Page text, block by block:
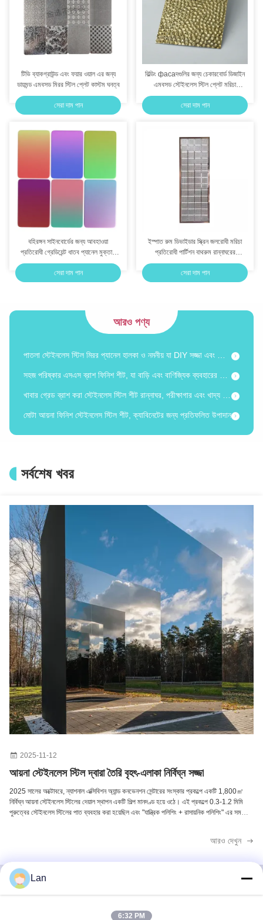
টিভি ব্যাকগ্রাউন্ড এবং ফয়ার ওয়াল এর জন্য
ডায়মন্ড এমবসড মিরর স্টিল প্লেট কাস্টম ঘনত্ব
সেরা দাম পান
বিল্ডিং фасаদগুলির জন্য চেকারবোর্ড ডিজাইন
এমবসড স্টেইনলেস স্টিল প্লেট মরিচা
প্রতিরোধী
সেরা দাম পান
বহিরঙ্গন সাইনবোর্ডের জন্য আবহাওয়া
প্রতিরোধী গ্রেডিয়েন্ট ধাতব প্যানেল মুক্তাভ
ইস্পাত শীট
সেরা দাম পান
ইস্পাত রুম ডিভাইডার স্ক্রিন জলরোধী মরিচা
প্রতিরোধী পার্টিশন বাথরুম রান্নাঘরের
ব্যবহারের জন্য
সেরা দাম পান
আরও পণ্য
হ্যান্ডমেড ৩০৪ হাতুড়িযুক্ত স্টেইনলেস স্টিল শীট, যা বাড়ির সাজসজ্জার জন্য মরিচা প্রতিরোধী
ফার্নিচার ইনলে এর জন্য কাস্টমাইজড হাতে তৈরি হাতুড়ি দিয়ে পেটানো ইস্পাত শীট পালিশ করা সারফেস
এয়ারোস্পেস চিকিৎসা শিল্প সজ্জার জন্য কাস্টমাইজড এচড স্টেইনলেস স্টীল শীট
বৈদ্যুতিন যন্ত্রের পিছনের কভারের জন্য হালকা ওজনের পাতলা গেজ এচড স্টেইনলেস স্টিল প্লেট
বাগান ঝর্ণা / বিল্ডিং সম্মুখভাগের জন্য অ্যান্টি-জারা স্টেইনলেস স্টিল এচিং শীট
আবহাওয়া প্রতিরোধী হাতুড়ি দিয়ে তৈরি স্টেইনলেস স্টিলের শীট, যা বাইরের প্যাটিও কভারের জন্য উপযুক্ত
মাল্টি স্টাইল হ্যান্ড হ্যামারড ফিনিশ স্টেইনলেস স্টিল প্লেট আধুনিক অভ্যন্তরীণ থিম
হ্যান্ডমেড ৩০৪ হাতুড়িযুক্ত স্টেইনলেস স্টিল শীট, যা বাড়ির সাজসজ্জার জন্য মরিচা প্রতিরোধী
ফার্নিচার ইনলে এর জন্য কাস্টমাইজড হাতে তৈরি হাতুড়ি দিয়ে পেটানো ইস্পাত শীট পালিশ করা সারফেস
কাস্টম আকারের আয়না স্টেইনলেস স্টিল প্লেট শীট অভ্যন্তর সজ্জার জন্য সহজ পরিষ্কার
8K উচ্চ গ্লস স্টেইনলেস স্টিল মিরর প্লেট বাথরুম সংস্কারের জন্য ASTM AISI DIN JIS GB
সর্বশেষ খবর
2025-11-12
আয়না স্টেইনলেস স্টিল দ্বারা তৈরি বৃহৎ-এলাকা নির্বিঘ্ন সজ্জা
2025 সালের অক্টোবরে, ন্যাশনাল এক্সিবিশন অ্যান্ড কনভেনশন সেন্টারের সংস্কার প্রকল্পে একটি 1,800㎡
নির্বিঘ্ন আয়না স্টেইনলেস স্টিলের দেয়াল স্থাপন একটি শিল্প মানদণ্ড হয়ে ওঠে। এই প্রকল্পে 0.3-1.2 মিমি
পুরুত্বের স্টেইনলেস স্টিলের পাত ব্যবহার করা হয়েছিল এবং "যান্ত্রিক পলিশিং + রাসায়নিক পলিশিং" এর সমন্বিত
আরও দেখুন
Lan
6:32 PM